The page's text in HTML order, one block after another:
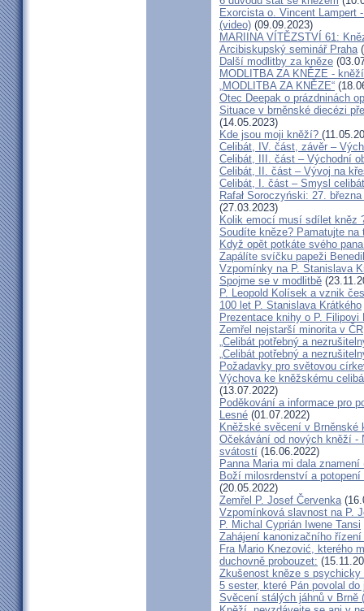
Exorcista o. Vincent Lampert
(video) (09.09.2023)
MARIINA VÍTĚZSTVÍ 61:
Arcibiskupský seminář Praha
Další modlitby za kněze
MODLITBA ZA KNĚZE -
„MODLITBA ZA KNĚZE“
Otec Deepak o prázdninách
Situace v brněnské diecézi
(14.05.2023)
Kde jsou moji kněží?
Celibát, IV. část, závěr –
Celibát, III. část – Východní
Celibát, II. část – Vývoj na
Celibát, I. část – Smysl
Rafał Soroczyński: 27.
(27.03.2023)
Kolik emocí musí sdílet kněz
Soudíte kněze? Pamatujte
Když opět potkáte svého
Zapálíte svíčku papeži
Vzpomínky na P. Stanislava
Spojme se v modlitbě
P. Leopold Kolísek a vznik
100 let P. Stanislava Krátkého
Prezentace knihy o P. Filipovi
Zemřel nejstarší minorita v ČR
„Celibát potřebný a
„Celibát potřebný a
Požadavky pro světovou
Výchova ke kněžskému
(13.07.2022)
Poděkování a informace pro
Lesné (01.07.2022)
Kněžské svěcení v Brněnské
Očekávání od nových kněží -
svátostí (16.06.2022)
Panna Maria mi dala
Boží milosrdenství a
(20.05.2022)
Zemřel P. Josef Červenka
Vzpomínková slavnost na P.
P. Michal Cyprián Iwene Tansi
Zahájení kanonizačního
Fra Mario Knezović, kterého
duchovně probouzet:
Zkušenost kněze s psychicky
5 sester, které Pán povolal do
Svěcení stálých jáhnů v Brně